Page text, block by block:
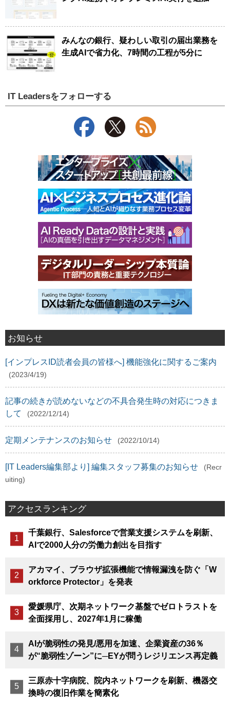
みんなの銀行、疑わしい取引の届出業務を
生成AIで省力化、7時間の工程が5分に
IT Leadersをフォローする
お知らせ
[インプレスID読者会員の皆様へ] 機能強化に関するご案内
(2023/4/19)
記事の続きが読めないなどの不具合発生時の対応につきま
して
(2022/12/14)
定期メンテナンスのお知らせ (2022/10/14)
[IT Leaders編集部より] 編集スタッフ募集のお知らせ
(Recr
uiting)
アクセスランキング
千葉銀行、Salesforceで営業支援システムを刷新、
AIで2000人分の労働力創出を目指す
アカマイ、ブラウザ拡張機能で情報漏洩を防ぐ「W
orkforce Protector」を発表
愛媛県庁、次期ネットワーク基盤でゼロトラストを
全面採用し、2027年1月に稼働
AIが脆弱性の発見/悪用を加速、企業資産の36％
が“脆弱性ゾーン”に─EYが問うレジリエンス再定義
三原赤十字病院、院内ネットワークを刷新、機器交
換時の復旧作業を簡素化